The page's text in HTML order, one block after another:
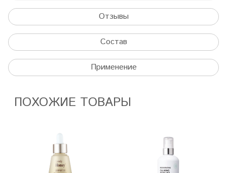
Отзывы
Состав
Применение
ПОХОЖИЕ ТОВАРЫ